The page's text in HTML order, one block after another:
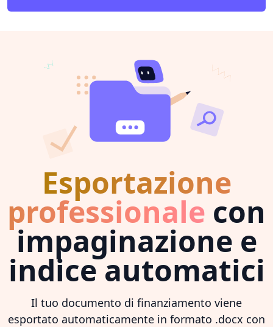
Esportazione
professionale con
impaginazione e
indice automatici
Il tuo documento di finanziamento viene
esportato automaticamente in formato .docx con